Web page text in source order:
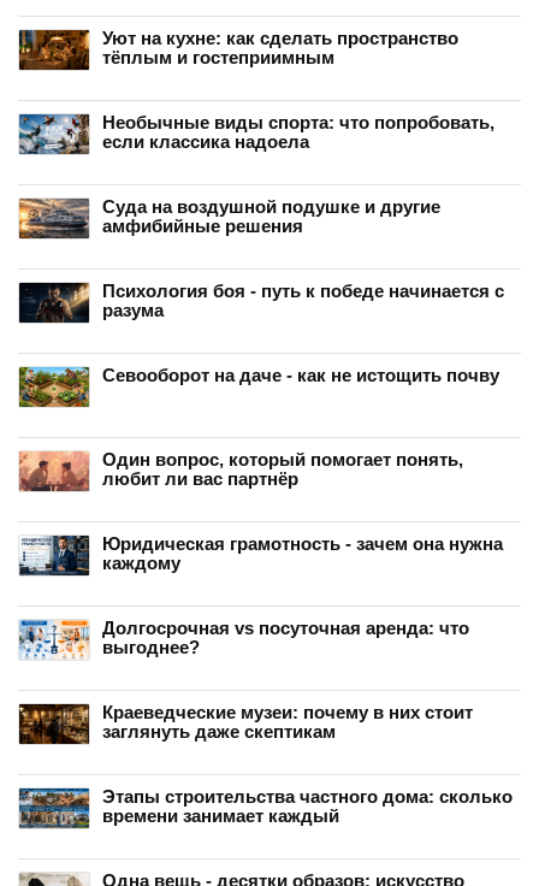
Уют на кухне: как сделать пространство
тёплым и гостеприимным
Необычные виды спорта: что попробовать,
если классика надоела
Суда на воздушной подушке и другие
амфибийные решения
Психология боя - путь к победе начинается с
разума
Севооборот на даче - как не истощить почву
Один вопрос, который помогает понять,
любит ли вас партнёр
Юридическая грамотность - зачем она нужна
каждому
Долгосрочная vs посуточная аренда: что
выгоднее?
Краеведческие музеи: почему в них стоит
заглянуть даже скептикам
Этапы строительства частного дома: сколько
времени занимает каждый
Одна вещь - десятки образов: искусство